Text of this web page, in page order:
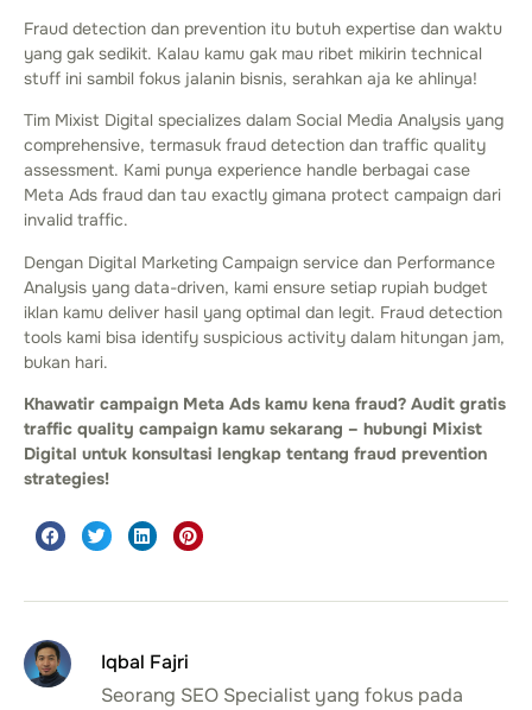
Fraud detection dan prevention itu butuh expertise dan waktu
yang gak sedikit. Kalau kamu gak mau ribet mikirin technical
stuff ini sambil fokus jalanin bisnis, serahkan aja ke ahlinya!
Tim Mixist Digital specializes dalam Social Media Analysis yang
comprehensive, termasuk fraud detection dan traffic quality
assessment. Kami punya experience handle berbagai case
Meta Ads fraud dan tau exactly gimana protect campaign dari
invalid traffic.
Dengan Digital Marketing Campaign service dan Performance
Analysis yang data-driven, kami ensure setiap rupiah budget
iklan kamu deliver hasil yang optimal dan legit. Fraud detection
tools kami bisa identify suspicious activity dalam hitungan jam,
bukan hari.
Khawatir campaign Meta Ads kamu kena fraud? Audit gratis
traffic quality campaign kamu sekarang – hubungi Mixist
Digital untuk konsultasi lengkap tentang fraud prevention
strategies!
Iqbal Fajri
Seorang SEO Specialist yang fokus pada